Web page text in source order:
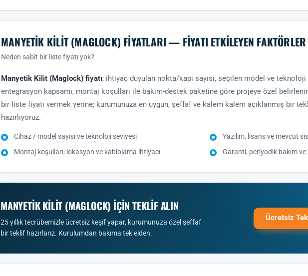
MANYETIK KILIT (MAGLOCK) FIYATLARI — FIYATI ETKILEYEN FAKTÖRLER
Neden sabit bir liste fiyatı yok?
Manyetik Kilit (Maglock) fiyatı; ihtiyaç duyulan nokta/kapı sayısı, seçilen model ve
entegrasyon kapsamı, montaj koşulları ile bakım-destek paketine göre projeye özel
bir liste fiyatı vermek yerine; kurumunuza en uygun, şeffaf ve kalem kalem açıklanmış bir
hazırlıyoruz.
Cihaz / model sayısı ve teknoloji seviyesi
Yazılım, lisans ve mevcut
Montaj koşulları, lokasyon ve kablolama ihtiyacı
Garanti, periyodik bakım
MANYETIK KILIT (MAGLOCK) IÇIN TEKLIF ALIN
25 yıllık tecrübemizle ücretsiz keşif yapar, kurumunuza özel şeffaf
bir teklif hazırlarız. Kurulumdan bakıma tek elden.
Ücretsiz